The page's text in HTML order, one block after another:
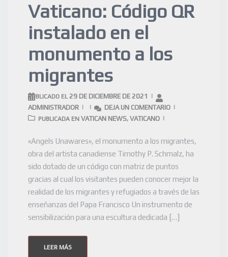
Vaticano: Código QR
instalado en el
monumento a los
migrantes
PUBLICADO EL 29 DE DICIEMBRE DE 2021
ADMINISTRADOR
DEJA UN COMENTARIO
PUBLICADA EN VATICAN NEWS, VATICANO
«Angels Unawares», el monumento a los migrantes,
obra del artista canadiense Timothy P. Schmalz, ha
sido dotado de un código con matriz de puntos
gracias al cual los visitantes pueden conocer mejor la
realidad de los migrantes y refugiados a través de las
enseñanzas del Papa Francisco Un instrumento de
sensibilización para una escultura dedicada […]
LEER MÁS